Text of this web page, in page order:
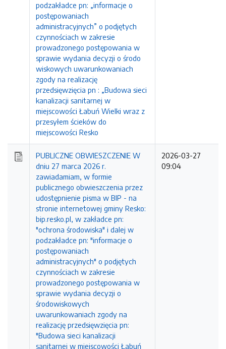
podzakładce pn: „informacje o
postępowaniach
administracyjnych” o podjętych
czynnościach w zakresie
prowadzonego postępowania w
sprawie wydania decyzji o środo
wiskowych uwarunkowaniach
zgody na realizację
przedsięwzięcia pn : „Budowa sieci
kanalizacji sanitarnej w
miejscowości Łabuń Wielki wraz z
przesyłem ścieków do
miejscowości Resko
PUBLICZNE OBWIESZCZENIE W
dniu 27 marca 2026 r.
zawiadamiam, w formie
publicznego obwieszczenia przez
udostępnienie pisma w BIP - na
stronie internetowej gminy Resko:
bip.resko.pl, w zakładce pn:
"ochrona środowiska" i dalej w
podzakładce pn: "informacje o
postępowaniach
administracyjnych" o podjętych
czynnościach w zakresie
prowadzonego postępowania w
sprawie wydania decyzji o
środowiskowych
uwarunkowaniach zgody na
realizację przedsięwzięcia pn:
"Budowa sieci kanalizacji
sanitarnej w miejscowości Łabuń
2026-03-27
09:04